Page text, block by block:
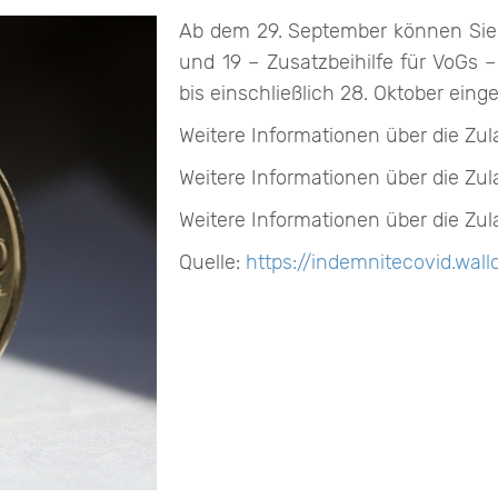
Ab dem 29. September können
und 19 – Zusatzbeihilfe für VoGs
bis einschließlich 28. Oktober
Weitere Informationen über die
Weitere Informationen über die
Weitere Informationen über die
Quelle: https://